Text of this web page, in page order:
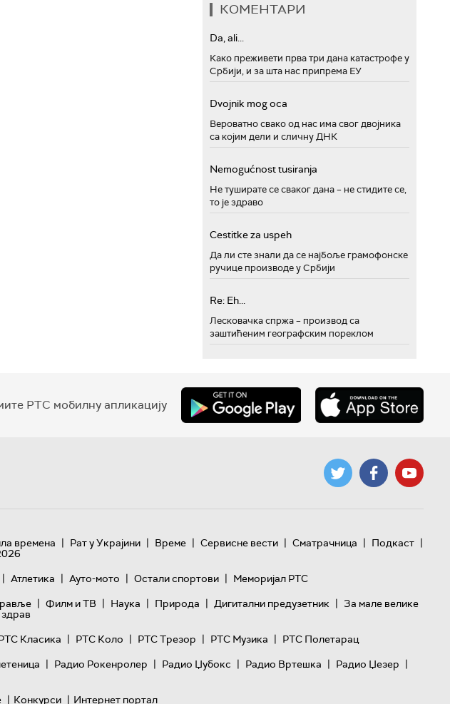
КОМЕНТАРИ
Da, ali...
Како преживети прва три дана катастрофе у
Србији, и за шта нас припрема ЕУ
Dvojnik mog oca
Вероватно свако од нас има свог двојника
са којим дели и сличну ДНК
Nemogućnost tusiranja
Не туширате се сваког дана – не стидите се,
то је здраво
Cestitke za uspeh
Да ли сте знали да се најбоље грамофонске
ручице производе у Србији
Re: Eh...
Лесковачка спржа – производ са
заштићеним географским пореклом
РТС мобилну апликацију
времена | Рат у Украјини | Време | Сервисне вести | Сматрачница | Подкаст |
| Атлетика | Ауто-мото | Остали спортови | Меморијал РТС
| Филм и ТВ | Наука | Природа | Дигитални предузетник | За мале велике
Класика | РТС Коло | РТС Трезор | РТС Музика | РТС Полетарац
| Радио Рокенролер | Радио Џубокс | Радио Вртешка | Радио Џезер |
| Конкурси | Интернет портал